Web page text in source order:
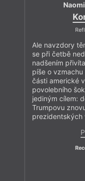
Ale navzdory
se při četbě
nadšením
píše o
části americké
povolebního
jediným cílem:
Trumpovu
prezidentských